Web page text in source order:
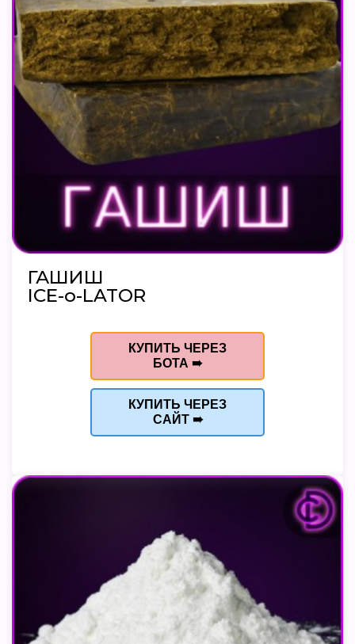
ГАШИШ
ICE-o-LATOR
КУПИТЬ ЧЕРЕЗ
БОТА ➠
КУПИТЬ ЧЕРЕЗ
САЙТ ➠